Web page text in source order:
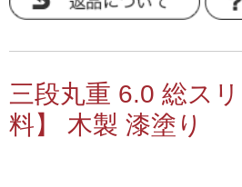
三段丸重 6.0 総ス
料】 木製 漆塗り